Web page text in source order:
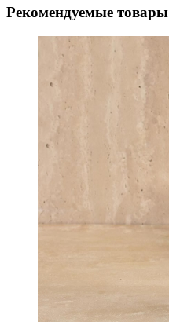
Рекомендуемые товары